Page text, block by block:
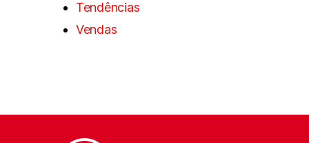
Tendências
Vendas